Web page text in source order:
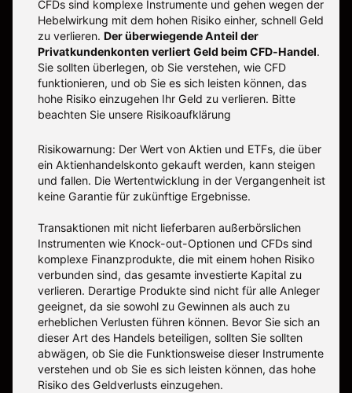
CFDs sind komplexe Instrumente und gehen wegen der
Hebelwirkung mit dem hohen Risiko einher, schnell Geld
zu verlieren. Der überwiegende Anteil der
Privatkundenkonten verliert Geld beim CFD-Handel.
Sie sollten überlegen, ob Sie verstehen, wie CFD
funktionieren, und ob Sie es sich leisten können, das
hohe Risiko einzugehen Ihr Geld zu verlieren. Bitte
beachten Sie unsere Risikoaufklärung
Risikowarnung: Der Wert von Aktien und ETFs, die über
ein Aktienhandelskonto gekauft werden, kann steigen
und fallen. Die Wertentwicklung in der Vergangenheit ist
keine Garantie für zukünftige Ergebnisse.
Transaktionen mit nicht lieferbaren außerbörslichen
Instrumenten wie Knock-out-Optionen und CFDs sind
komplexe Finanzprodukte, die mit einem hohen Risiko
verbunden sind, das gesamte investierte Kapital zu
verlieren. Derartige Produkte sind nicht für alle Anleger
geeignet, da sie sowohl zu Gewinnen als auch zu
erheblichen Verlusten führen können. Bevor Sie sich an
dieser Art des Handels beteiligen, sollten Sie sollten
abwägen, ob Sie die Funktionsweise dieser Instrumente
verstehen und ob Sie es sich leisten können, das hohe
Risiko des Geldverlusts einzugehen.